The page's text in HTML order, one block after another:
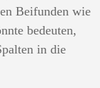
Beifunden wie
bedeuten,
in die